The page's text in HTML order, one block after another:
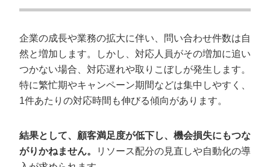
企業の成長や業務の拡大に伴い、問い合わせ件数は自
然と増加します。しかし、対応人員がその増加に追い
つかない場合、対応遅れや取りこぼしが発生します。
特に繁忙期やキャンペーン期間などは集中しやすく、
1件あたりの対応時間も伸びる傾向があります。
結果として、顧客満足度が低下し、機会損失にもつな
がりかねません。
リソース配分の見直しや自動化の導